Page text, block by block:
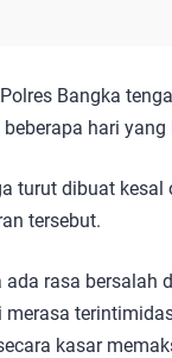
Bangka
hari yang
turut dibuat kesal
tersebut.
rasa bersalah
kasar